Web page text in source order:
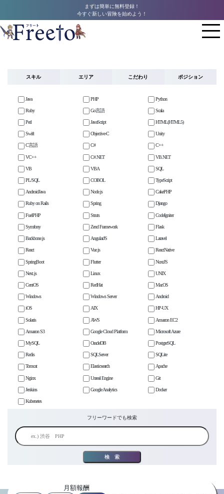
まずは簡単に無料登録！
今すぐ新しい冒険を始めよう！
スキル エリア こだわり ポジション
Java PHP Python
Ruby Go言語 Scala
Perl JavaScript HTML(HTML5)
Swift Objective-C Unity
C言語 C# C++
VC++ C#.NET VB.NET
VB VBA SQL
PL/SQL COBOL TypeScript
AndroidJava Node.js CakePHP
Ruby on Rails Spring Django
FuelPHP Struts CodeIgniter
Symfony Zend Framework Flask
Backbone.js AngularJS Laravel
React Vue.js ReactNative
SpringBoot Flutter NuxtJS
Next.js Linux UNIX
CentOS RedHat MacOS
Windows Windows Server Android
iOS AIX HP-UX
Solaris AWS Amazon EC2
Amazon S3 Google Cloud Platform Microsoft Azure
MySQL OracleDB PostgreSQL
Redis SQLServer SQLite
Tomcat Elasticsearch Apache
Nginx Unreal Engine Git
Jenkins Google Analytics Docker
Kubenetes
フリーワードでも検索
検索
月額報酬